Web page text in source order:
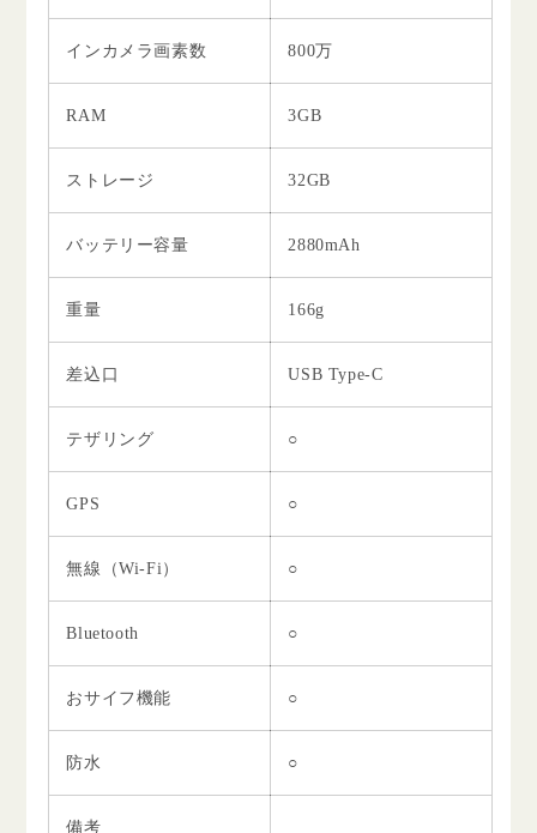
インカメラ画素数 800万
RAM 3GB
ストレージ 32GB
バッテリー容量 2880mAh
重量 166g
差込口 USB Type-C
テザリング ○
GPS ○
無線（Wi-Fi） ○
Bluetooth ○
おサイフ機能 ○
防水 ○
備考